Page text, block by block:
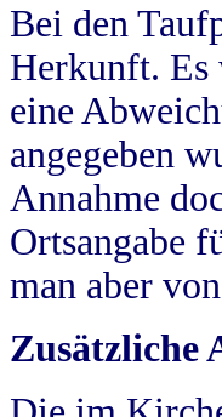
Bei den
Herkunft. Es
eine
angegeben
Annahme
Ortsangabe
man aber
Zusätzliche